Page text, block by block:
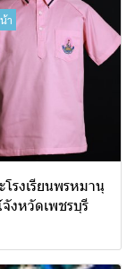
า
โรงเรียนพรหมานุ
งหวัดเพชรบุรี